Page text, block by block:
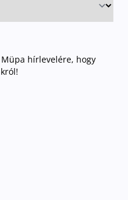
hírlevelére, hogy